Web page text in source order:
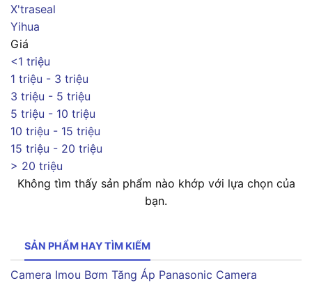
X'traseal
Yihua
Giá
<1 triệu
1 triệu - 3 triệu
3 triệu - 5 triệu
5 triệu - 10 triệu
10 triệu - 15 triệu
15 triệu - 20 triệu
> 20 triệu
Không tìm thấy sản phẩm nào khớp với lựa chọn của
bạn.
SẢN PHẨM HAY TÌM KIẾM
Camera Imou Bơm Tăng Áp Panasonic Camera